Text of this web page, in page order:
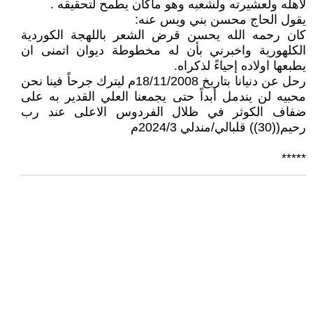
لأهله ولعشيرته ولشعبه وهو ماكان يطمح لتحقيقه .
يقول الحاج محسن بني ويس عنه:
كان رحمه الله يحسن قرض الشعر باللهجة الكوردية
الكلهورية واخبرني بأن له مخطوطة ديوان اتمنى ان
يطبعها اولاده إحياءً لذكراه.
رحل عن دنيانا بتاريخ 18/11/2008م ليترك جرحاً فينا نحن
محبيه لن يندمل أبداً حتى يجمعنا العلي القدير به على
ضفاف الكوثر في ظلال الفردوس الاعلى عند رب
رحيم((30)) قلبالي/مندلي 2024/3م
*****